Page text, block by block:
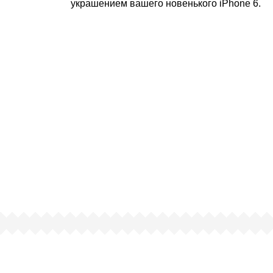
украшением вашего новенького iPhone 6.